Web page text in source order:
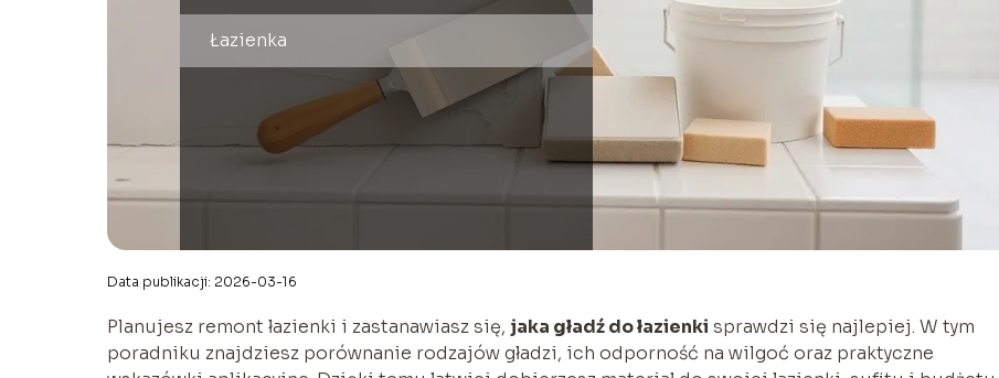
Łazienka
Data publikacji: 2026-03-16
Planujesz remont łazienki i zastanawiasz się, jaka gładź do łazienki sprawdzi się najlepiej. W tym
poradniku znajdziesz porównanie rodzajów gładzi, ich odporność na wilgoć oraz praktyczne